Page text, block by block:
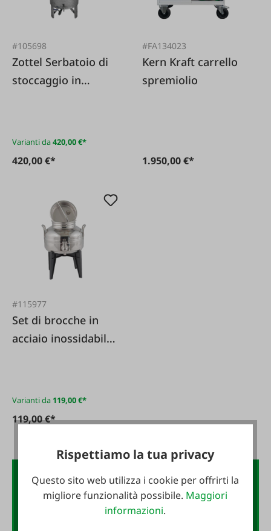
#105698
Zottel Serbatoio di
stoccaggio in
Varianti da420,00 €*
420,00 €*
#FA134023
Kern Kraft carrello
spremiolio
1.950,00 €*
#115977
Set di brocche in
acciaio inossidabile
Varianti da 119,00 €*
119,00 €*
La newsletter FAIE:
buono da 10 €
Rispettiamo la tua privacy
Questo sito web utilizza i cookie per offrirti la
migliore funzionalità possibile. Maggiori
informazioni.